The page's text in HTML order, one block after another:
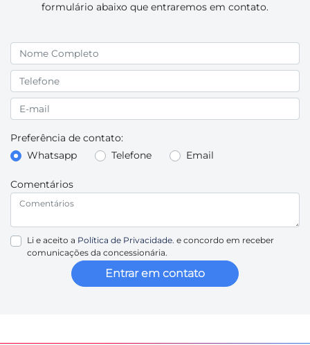
formulário abaixo que entraremos em contato.
Preferência de contato:
Whatsapp
Telefone Email
Comentários
Li e aceito a Política de Privacidade. e concordo em receber
comunicações da concessionária.
Entrar em contato